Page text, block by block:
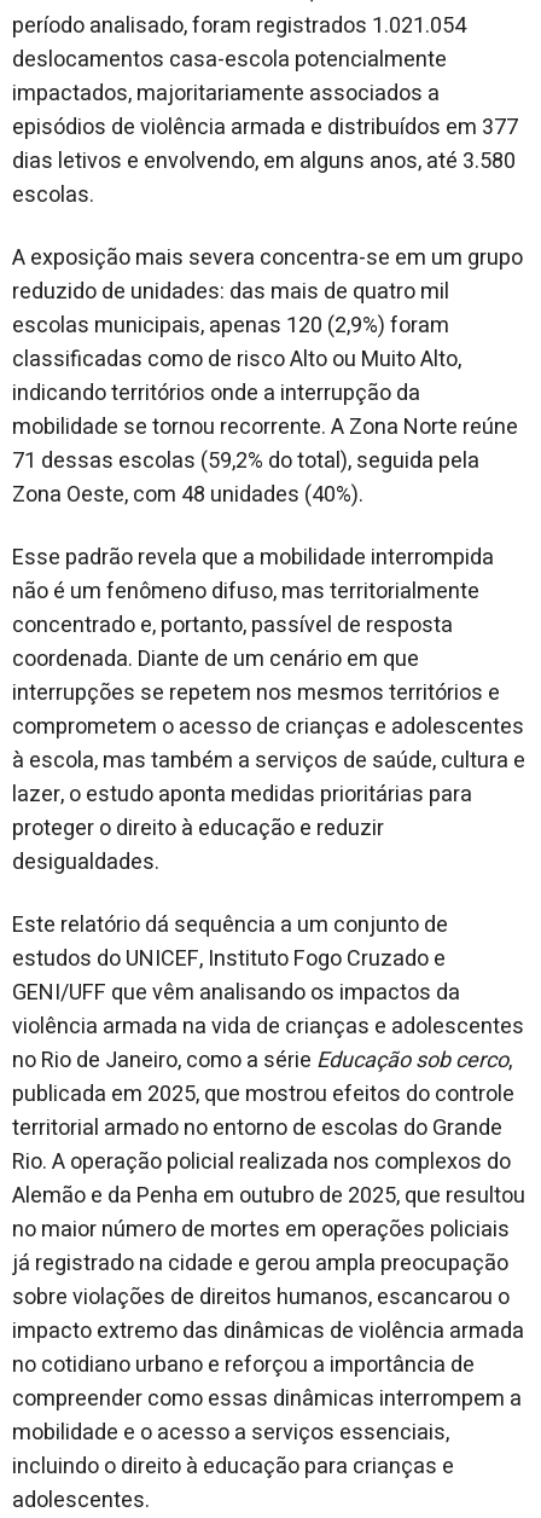
período analisado, foram registrados 1.021.054
deslocamentos casa-escola potencialmente
impactados, majoritariamente associados a
episódios de violência armada e distribuídos em 377
dias letivos e envolvendo, em alguns anos, até 3.580
escolas.
A exposição mais severa concentra-se em um grupo
reduzido de unidades: das mais de quatro mil
escolas municipais, apenas 120 (2,9%) foram
classificadas como de risco Alto ou Muito Alto,
indicando territórios onde a interrupção da
mobilidade se tornou recorrente. A Zona Norte reúne
71 dessas escolas (59,2% do total), seguida pela
Zona Oeste, com 48 unidades (40%).
Esse padrão revela que a mobilidade interrompida
não é um fenômeno difuso, mas territorialmente
concentrado e, portanto, passível de resposta
coordenada. Diante de um cenário em que
interrupções se repetem nos mesmos territórios e
comprometem o acesso de crianças e adolescentes
à escola, mas também a serviços de saúde, cultura e
lazer, o estudo aponta medidas prioritárias para
proteger o direito à educação e reduzir
desigualdades.
Este relatório dá sequência a um conjunto de
estudos do UNICEF, Instituto Fogo Cruzado e
GENI/UFF que vêm analisando os impactos da
violência armada na vida de crianças e adolescentes
no Rio de Janeiro, como a série Educação sob cerco,
publicada em 2025, que mostrou efeitos do controle
territorial armado no entorno de escolas do Grande
Rio. A operação policial realizada nos complexos do
Alemão e da Penha em outubro de 2025, que resultou
no maior número de mortes em operações policiais
já registrado na cidade e gerou ampla preocupação
sobre violações de direitos humanos, escancarou o
impacto extremo das dinâmicas de violência armada
no cotidiano urbano e reforçou a importância de
compreender como essas dinâmicas interrompem a
mobilidade e o acesso a serviços essenciais,
incluindo o direito à educação para crianças e
adolescentes.